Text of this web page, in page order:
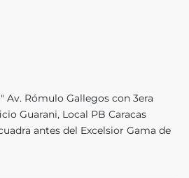
Av. Rómulo Gallegos con 3era
Guarani, Local PB Caracas
antes del Excelsior Gama de